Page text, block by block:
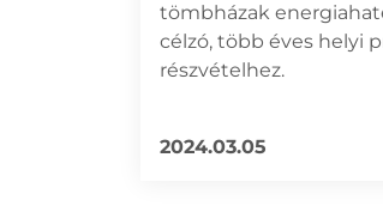
tömbházak
célzó, több éves helyi
részvételhez.
2024.03.05